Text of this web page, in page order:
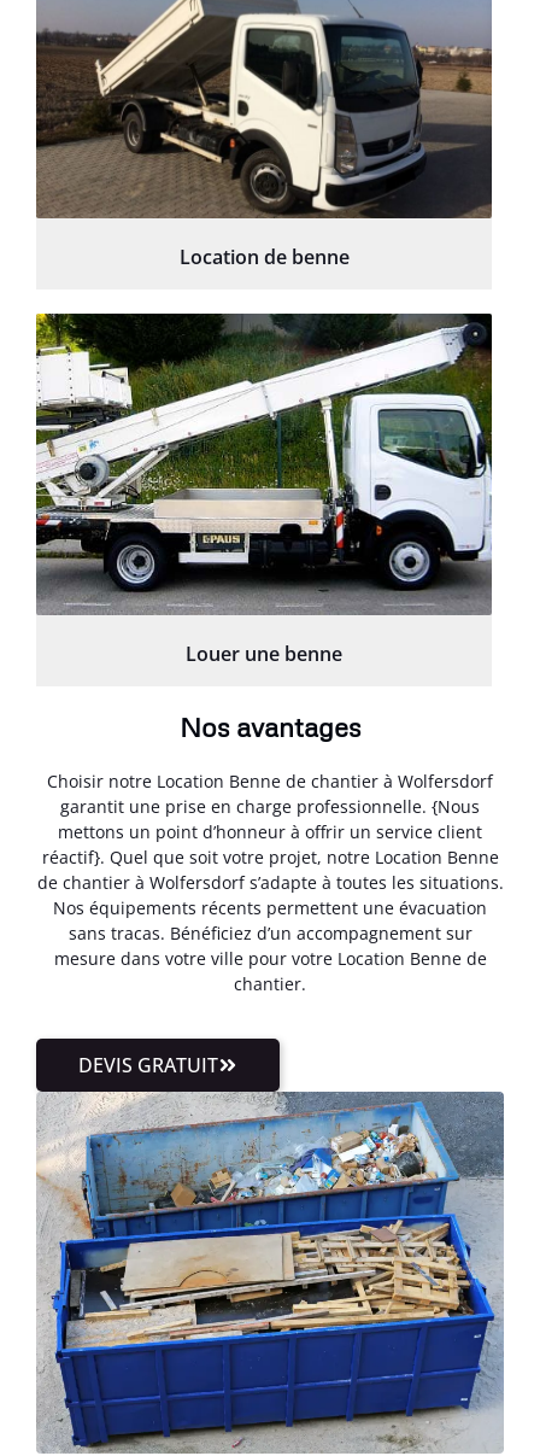
Location de benne
Louer une benne
Nos avantages
Choisir notre Location Benne de chantier à Wolfersdorf
garantit une prise en charge professionnelle. {Nous
mettons un point d’honneur à offrir un service client
réactif}. Quel que soit votre projet, notre Location Benne
de chantier à Wolfersdorf s’adapte à toutes les situations.
Nos équipements récents permettent une évacuation
sans tracas. Bénéficiez d’un accompagnement sur
mesure dans votre ville pour votre Location Benne de
chantier.
DEVIS GRATUIT